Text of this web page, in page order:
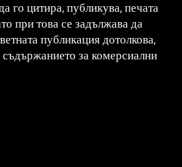
го цитира, публикува, печата
при това се задължава да
публикация дотолкова,
съдържанието за комерсиални